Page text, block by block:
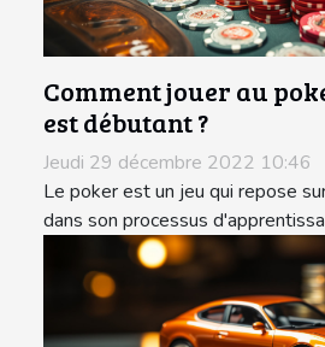
Comment jouer au
est débutant ?
Jeudi 29 décembre 2022 10:46
Le poker est un jeu qui repose
dans son processus